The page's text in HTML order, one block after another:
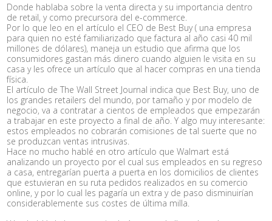
Donde hablaba sobre la venta directa y su importancia dentro
de retail, y como precursora del e-commerce.
Por lo que leo en el artículo el CEO de Best Buy ( una empresa
para quien no esté familiarizado que factura al año casi 40 mil
millones de dólares), maneja un estudio que afirma que los
consumidores gastan más dinero cuando alguien le visita en su
casa y les ofrece un artículo que al hacer compras en una tienda
física.
El artículo de The Wall Street Journal indica que Best Buy, uno de
los grandes retailers del mundo, por tamaño y por modelo de
negocio, va a contratar a cientos de empleados que empezarán
a trabajar en este proyecto a final de año. Y algo muy interesante:
estos empleados no cobrarán comisiones de tal suerte que no
se produzcan ventas intrusivas.
Hace no mucho hablé en otro artículo que Walmart está
analizando un proyecto por el cual sus empleados en su regreso
a casa, entregarían puerta a puerta en los domicilios de clientes
que estuvieran en su ruta pedidos realizados en su comercio
online, y por lo cual les pagaría un extra y de paso disminuirían
considerablemente sus costes de última milla.